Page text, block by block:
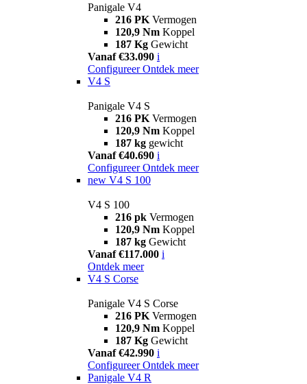
Panigale V4
216 PK Vermogen
120,9 Nm Koppel
187 Kg Gewicht
Vanaf €33.090 i
Configureer Ontdek meer
V4 S
Panigale V4 S
216 PK Vermogen
120,9 Nm Koppel
187 kg gewicht
Vanaf €40.690 i
Configureer Ontdek meer
new V4 S 100
V4 S 100
216 pk Vermogen
120,9 Nm Koppel
187 kg Gewicht
Vanaf €117.000 i
Ontdek meer
V4 S Corse
Panigale V4 S Corse
216 PK Vermogen
120,9 Nm Koppel
187 Kg Gewicht
Vanaf €42.990 i
Configureer Ontdek meer
Panigale V4 R